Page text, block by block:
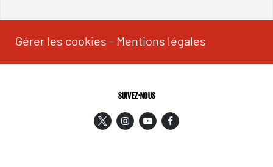
Gérer les cookies - Mentions légales
SUIVEZ-NOUS